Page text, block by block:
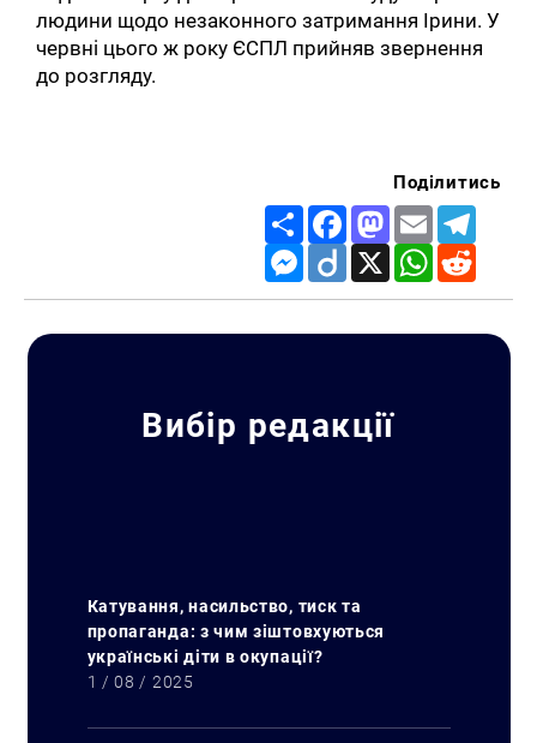
Пошук за запитом:
людини щодо незаконного затримання Ірини. У
червні цього ж року ЄСПЛ прийняв звернення
до розгляду.
Поділитись
Share FacebookMastodon
Email
Messenger
Diigo X WhatsApp
Вибір редакції
Катування, насильство, тиск та
пропаганда: з чим зіштовхуються
українські діти в окупації?
1 / 08 / 2025